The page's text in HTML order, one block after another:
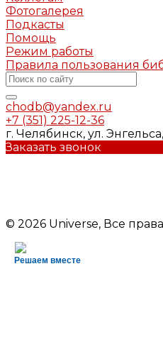
Фотогалерея
Подкасты
Помощь
Режим работы
Правила пользования
chodb@yandex.ru
+7 (351) 225-12-36
г. Челябинск, ул. Энгельса,
Заказать звонок
© 2026 Universe, Все
Решаем вместе